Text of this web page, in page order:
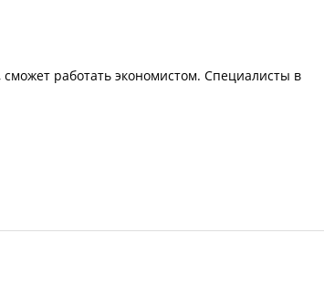
работать экономистом. Специалисты в